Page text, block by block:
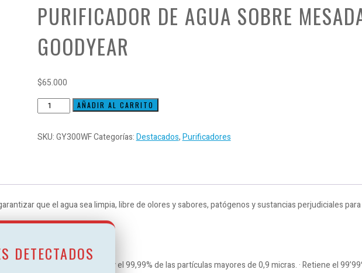
PURIFICADOR DE AGUA SOBRE
GOODYEAR
$65.000
PURIFICADOR
AGUA
AÑADIR AL CARRITO
SKU:GY300WFCategorías:Destacados,Purificadores
que el agua sea limpia, libre de olores y sabores, patógenos y sustancias perjudiciales
mayores de 0,5 micras y el 99,99% de las partículas mayores de 0,9 micras. · Retiene el
DETECTADOS